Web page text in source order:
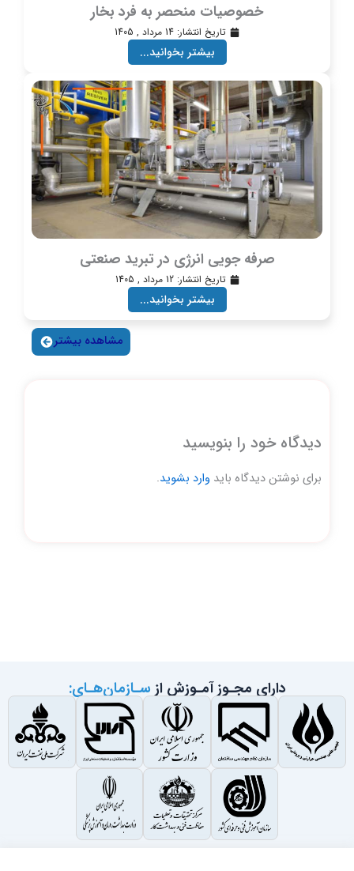
خصوصیات منحصر به فرد بخار
تاریخ انتشار: 14 مرداد , 1405
بیشتر بخوانید...
صرفه جویی انرژی در تبرید صنعتی
تاریخ انتشار:12 مرداد , 1405
بیشتر بخوانید...
مشاهده بیشتر
دیدگاه‌ خود را بنویسید
برای نوشتن دیدگاه باید وارد بشوید.
دارای مجـوز آمـوزش از سـازمان‌هـای: